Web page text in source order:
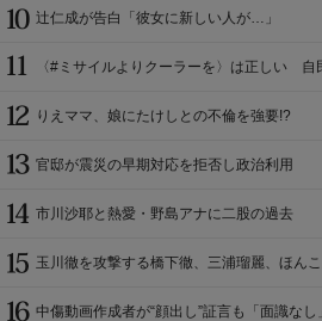
辻仁成が告白「彼女に新しい人が…」
〈#ミサイルよりクーラーを〉は正しい 自
りえママ、娘にたけしとの不倫を強要!?
官邸が震災の早期対応を拒否し政治利用
市川沙耶と熱愛・野島アナに二股の過去
玉川徹を攻撃する橋下徹、三浦瑠麗、ほん
中傷動画作成者が“顔出し”証言も「面識な